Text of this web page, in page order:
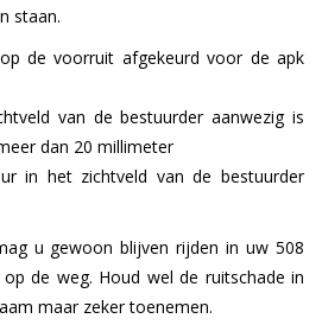
staan.
de voorruit afgekeurd voor de apk
van de bestuurder aanwezig is
dan 20 millimeter
in het zichtveld van de bestuurder
u gewoon blijven rijden in uw 508
de weg. Houd wel de ruitschade in
maar zeker toenemen.